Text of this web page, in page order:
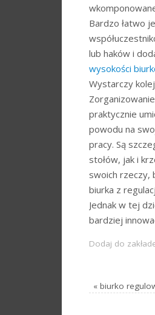
Bardzo łatwo
lub haków i
wysokości
Wystarczy
praktycznie
powodu na
pracy. Są
stołów, jak i
swoich rzeczy,
biurka z
Jednak w tej
bardziej
Dodaj do
« biurko